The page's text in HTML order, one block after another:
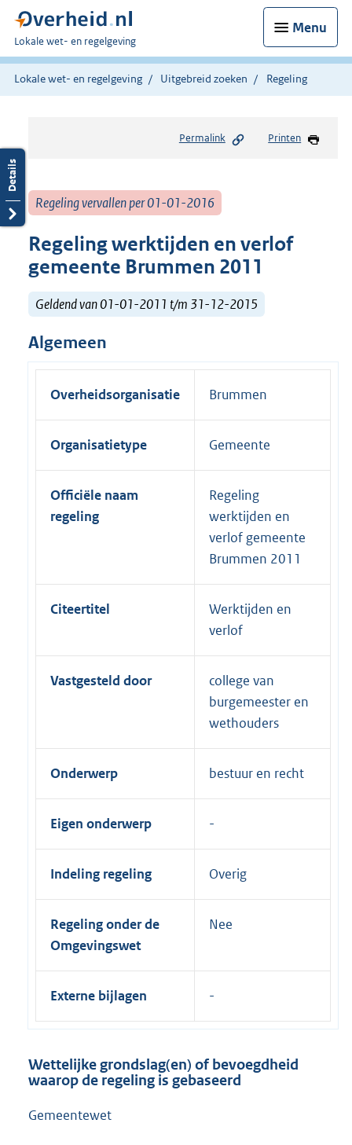
Menu
U
bent
hier:
Lokale wet- en regelgeving
Lokale wet- en regelgeving Uitgebreid zoeken Regeling
Permalink Printen
Regeling vervallen per 01-01-2016
Regeling werktijden en verlof
gemeente Brummen 2011
Geldend van 01-01-2011 t/m 31-12-2015
Algemeen
Overheidsorganisatie Brummen
Organisatietype Gemeente
Officiële naam
regeling
Regeling
werktijden en
verlof gemeente
Brummen 2011
Citeertitel
Werktijden en
verlof
Vastgesteld door
college van
burgemeester en
wethouders
Onderwerp bestuur en recht
Eigen onderwerp
Indeling regeling Overig
Regeling onder de
Omgevingswet
Nee
Externe bijlagen
Wettelijke grondslag(en) of bevoegdheid
waarop de regeling is gebaseerd
Gemeentewet